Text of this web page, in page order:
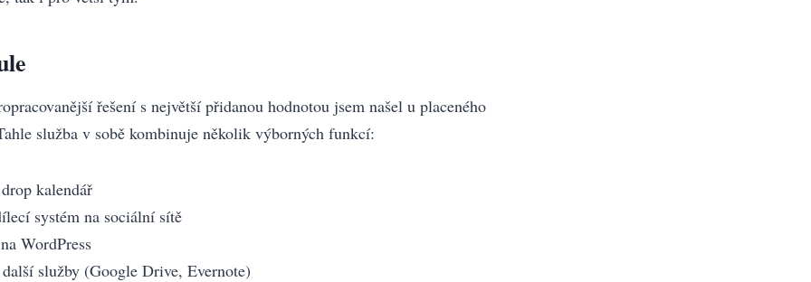
řešení s největší přidanou hodnotou jsem našel u placeného
služba v sobě kombinuje několik výborných funkcí:
kalendář
systém na sociální sítě
WordPress
služby (Google Drive, Evernote)